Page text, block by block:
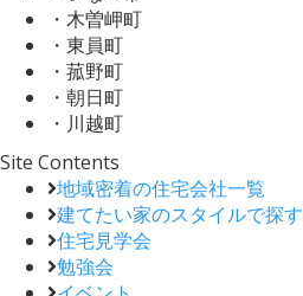
・木曽岬町
・東員町
・菰野町
・朝日町
・川越町
Site Contents
地域密着の住宅会社一覧
建てたい家のスタイルで探す
住宅見学会
勉強会